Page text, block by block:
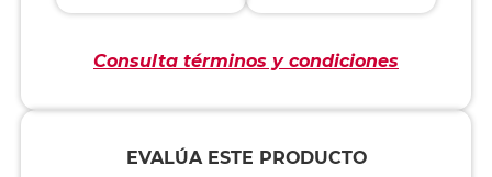
Consulta términos y condiciones
EVALÚA ESTE PRODUCTO